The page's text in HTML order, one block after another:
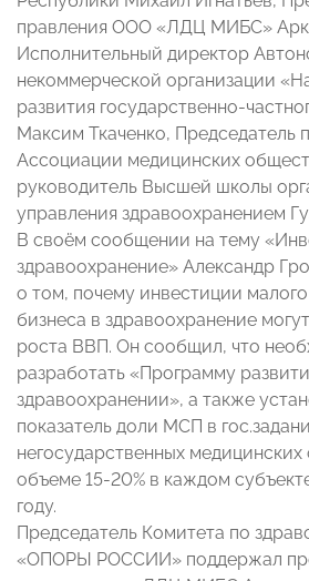
правления ООО «ЛДЦ МИБС»
Исполнительный директор
некоммерческой организации
развития государственно-
Максим Ткаченко, Председатель
Ассоциации медицинских
руководитель Высшей школы
управления здравоохранением
В своём сообщении на тему
здравоохранение» Александр
о том, почему инвестиции
бизнеса в здравоохранение
роста ВВП. Он сообщил, что
разработать «Программу
здравоохранении», а также
показатель доли МСП в
негосударственных медицинских
объеме 15-20% в каждом
году.
Председатель Комитета по
«ОПОРЫ РОССИИ» поддержал